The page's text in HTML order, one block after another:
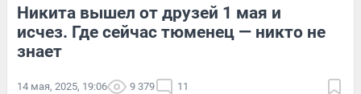
Никита вышел от друзей 1 мая и
исчез. Где сейчас тюменец — никто не
знает
14 мая, 2025, 19:06 9 379 11